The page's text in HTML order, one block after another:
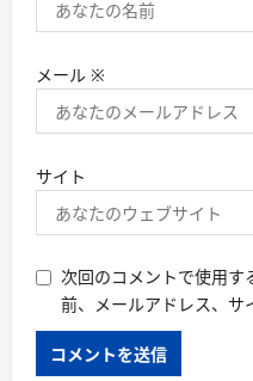
メール ※
サイト
次回のコメントで使用す
前、メールアドレス、サ